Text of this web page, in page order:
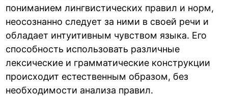
пониманием лингвистических правил и норм,
неосознанно следует за ними в своей речи и
обладает интуитивным чувством языка. Его
способность использовать различные
лексические и грамматические конструкции
происходит естественным образом, без
необходимости анализа правил.